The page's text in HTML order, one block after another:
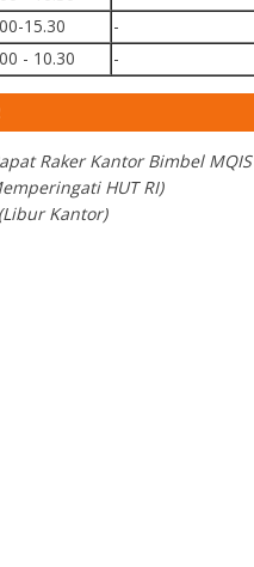
15.30
-
- 10.30 -
Raker Kantor Bimbel
HUT RI)
Kantor)